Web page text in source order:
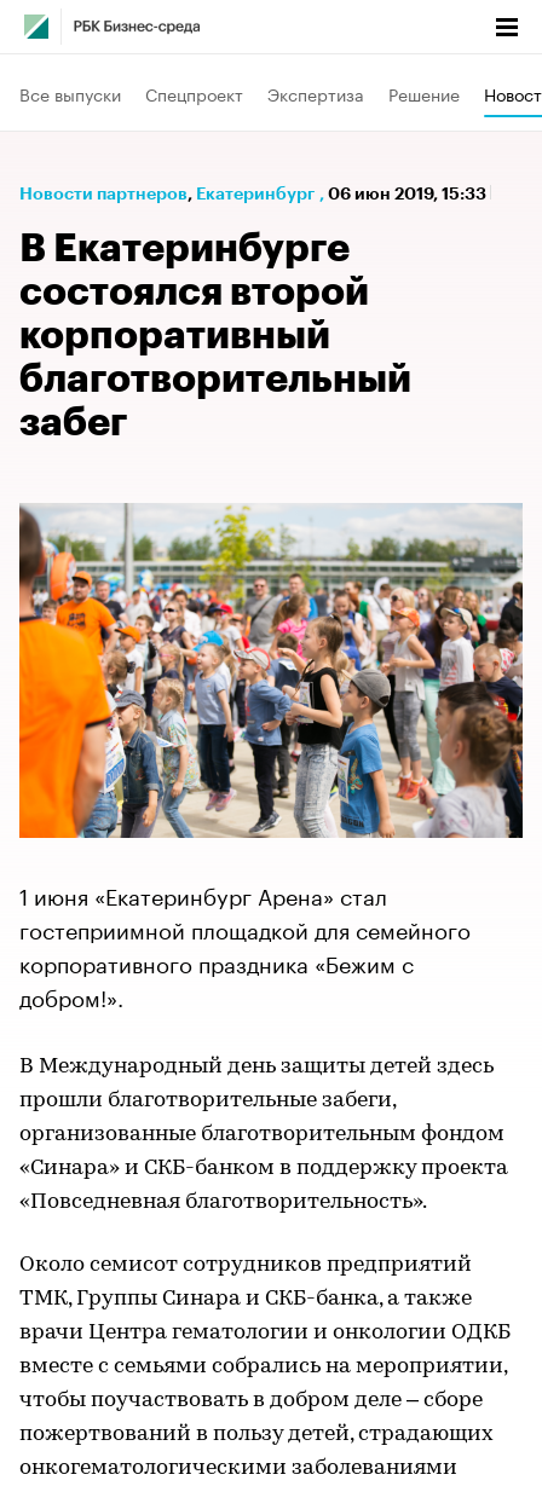
Все выпуски Спецпроект Экспертиза Решение
Новости партнеров⁠, Екатеринбург , 06 июн 2019, 15:33
В Екатеринбурге
состоялся второй
корпоративный
благотворительный
забег
1 июня «Екатеринбург Арена» стал
гостеприимной площадкой для семейного
корпоративного праздника «Бежим с
добром!».
В Международный день защиты детей здесь
прошли благотворительные забеги,
организованные благотворительным фондом
«Синара» и СКБ-банком в поддержку проекта
«Повседневная благотворительность».
Около семисот сотрудников предприятий
ТМК, Группы Синара и СКБ-банка, а также
врачи Центра гематологии и онкологии ОДКБ
вместе с семьями собрались на мероприятии,
чтобы поучаствовать в добром деле – сборе
пожертвований в пользу детей, страдающих
онкогематологическими заболеваниями